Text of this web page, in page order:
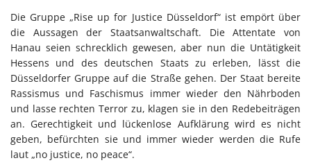
Die Gruppe „Rise up for Justice Düsseldorf“ ist empört über
die Aussagen der Staatsanwaltschaft. Die Attentate von
Hanau seien schrecklich gewesen, aber nun die Untätigkeit
Hessens und des deutschen Staats zu erleben, lässt die
Düsseldorfer Gruppe auf die Straße gehen. Der Staat bereite
Rassismus und Faschismus immer wieder den Nährboden
und lasse rechten Terror zu, klagen sie in den Redebeiträgen
an. Gerechtigkeit und lückenlose Aufklärung wird es nicht
geben, befürchten sie und immer wieder werden die Rufe
laut „no justice, no peace“.